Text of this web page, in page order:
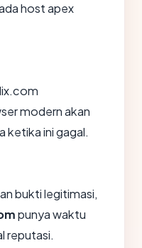
host apex
modern akan
ketika ini gagal.
bukti legitimasi,
punya waktu
reputasi.